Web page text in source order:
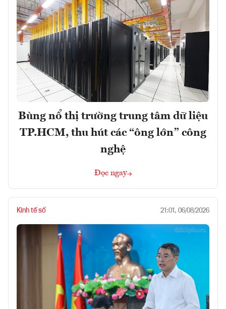
Bùng nổ thị trường trung tâm dữ liệu
TP.HCM, thu hút các “ông lớn” công
nghệ
Đọc ngay
Kinh tế số 21:01, 06/08/2026